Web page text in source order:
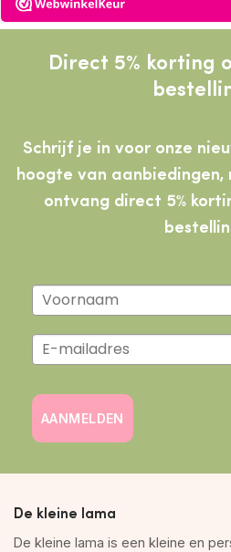
Direct 5% korting
Schrijf je in voor onze
hoogte van aanbiedingen,
ontvang direct 5%
AANMELDEN
De kleine lama
De kleine lama is een kleine en